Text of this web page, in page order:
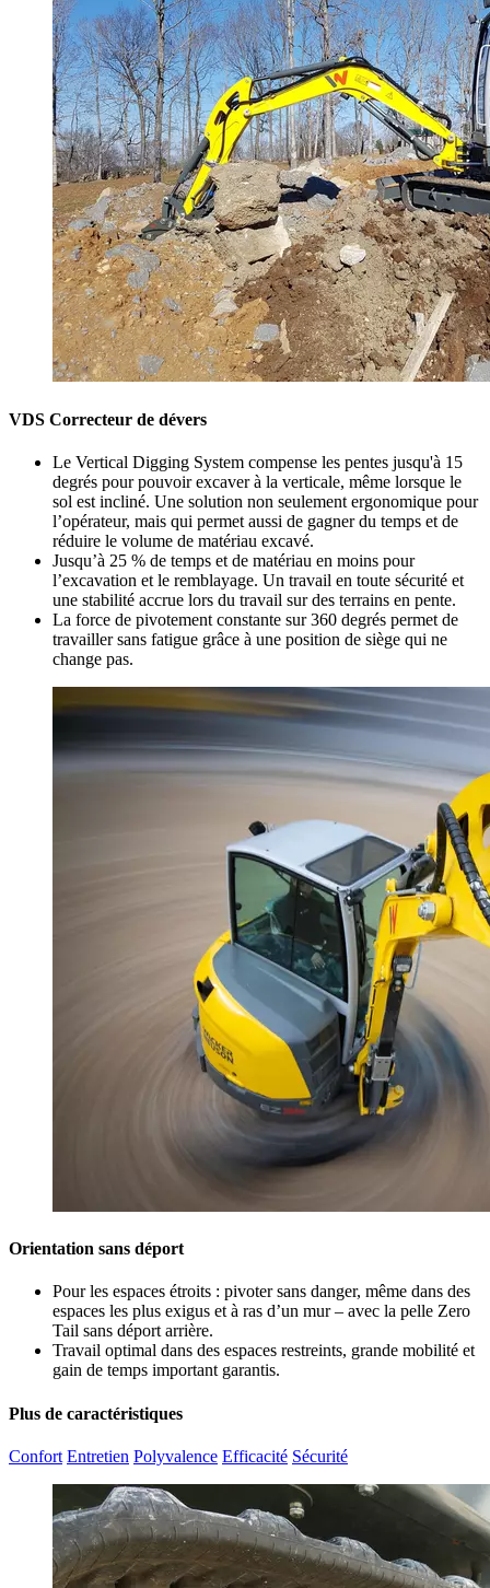
VDS Correcteur de dévers
Le Vertical Digging System compense les pentes jusqu'à 15
degrés pour pouvoir excaver à la verticale, même lorsque le
sol est incliné. Une solution non seulement ergonomique pour
l’opérateur, mais qui permet aussi de gagner du temps et de
réduire le volume de matériau excavé.
Jusqu’à 25 % de temps et de matériau en moins pour
l’excavation et le remblayage. Un travail en toute sécurité et
une stabilité accrue lors du travail sur des terrains en pente.
La force de pivotement constante sur 360 degrés permet de
travailler sans fatigue grâce à une position de siège qui ne
change pas.
Orientation sans déport
Pour les espaces étroits : pivoter sans danger, même dans des
espaces les plus exigus et à ras d’un mur – avec la pelle Zero
Tail sans déport arrière.
Travail optimal dans des espaces restreints, grande mobilité et
gain de temps important garantis.
Plus de caractéristiques
Confort Entretien Polyvalence Efficacité Sécurité